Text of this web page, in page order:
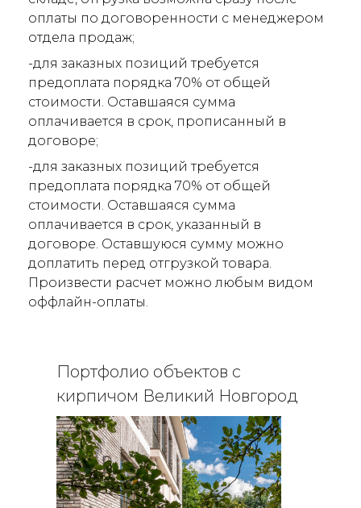
оплаты по договоренности с менеджером
отдела продаж;
-для заказных позиций требуется
предоплата порядка 70% от общей
стоимости. Оставшаяся сумма
оплачивается в срок, прописанный в
договоре;
-для заказных позиций требуется
предоплата порядка 70% от общей
стоимости. Оставшаяся сумма
оплачивается в срок, указанный в
договоре. Оставшуюся сумму можно
доплатить перед отгрузкой товара.
Произвести расчет можно любым видом
оффлайн-оплаты.
Портфолио объектов с
кирпичом Великий Новгород